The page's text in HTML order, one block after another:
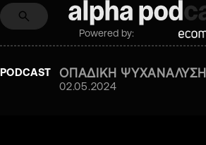
Powered by:
PODCAST ΟΠΑΔΙΚΗ ΨΥΧΑΝΑΛΥΣΗ
02.05.2024